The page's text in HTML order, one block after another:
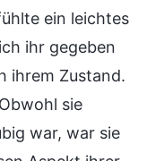
ein leichtes
ihr gegeben
ihrem Zustand.
sie
war, war sie